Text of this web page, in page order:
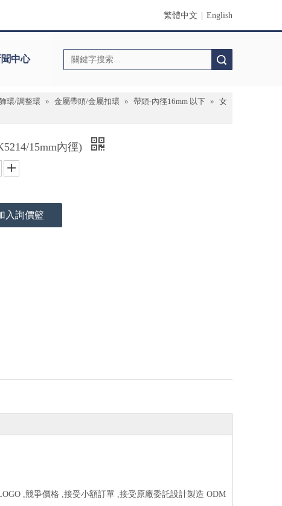
繁體中文 English
中心
環/調整環 » 金屬帶頭/金屬扣環 » 帶頭-內徑16mm 以下 » 女
15mm內徑)
入詢價籃
,競爭價格 ,接受小額訂單 ,接受原廠委託設計製造 ODM